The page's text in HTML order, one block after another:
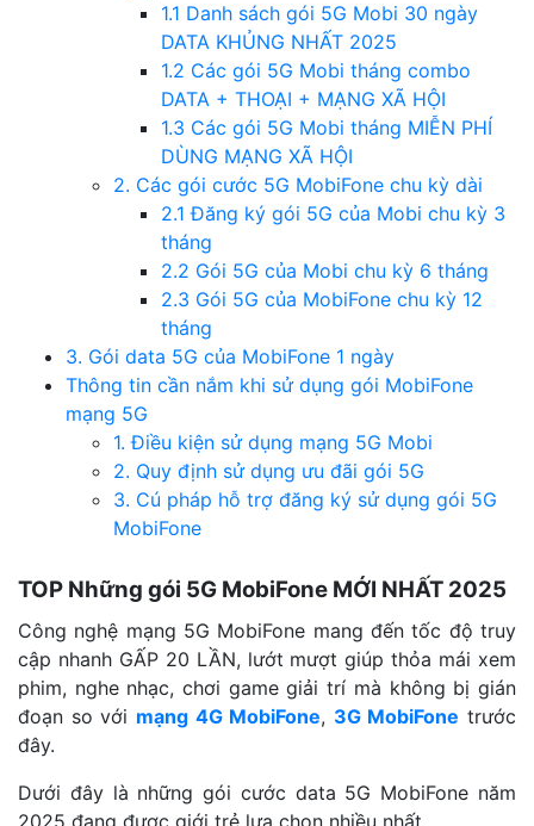
1.1 Danh sách gói 5G Mobi 30 ngày
DATA KHỦNG NHẤT 2025
1.2 Các gói 5G Mobi tháng combo
DATA + THOẠI + MẠNG XÃ HỘI
1.3 Các gói 5G Mobi tháng MIỄN PHÍ
DÙNG MẠNG XÃ HỘI
2. Các gói cước 5G MobiFone chu kỳ dài
2.1 Đăng ký gói 5G của Mobi chu kỳ 3
tháng
2.2 Gói 5G của Mobi chu kỳ 6 tháng
2.3 Gói 5G của MobiFone chu kỳ 12
tháng
3. Gói data 5G của MobiFone 1 ngày
Thông tin cần nắm khi sử dụng gói MobiFone
mạng 5G
1. Điều kiện sử dụng mạng 5G Mobi
2. Quy định sử dụng ưu đãi gói 5G
3. Cú pháp hỗ trợ đăng ký sử dụng gói 5G
MobiFone
TOP Những gói 5G MobiFone MỚI NHẤT 2025
Công nghệ mạng 5G MobiFone mang đến tốc độ truy
cập nhanh GẤP 20 LẦN, lướt mượt giúp thỏa mái xem
phim, nghe nhạc, chơi game giải trí mà không bị gián
đoạn so với mạng 4G MobiFone, 3G MobiFone trước
đây.
Dưới đây là những gói cước data 5G MobiFone năm